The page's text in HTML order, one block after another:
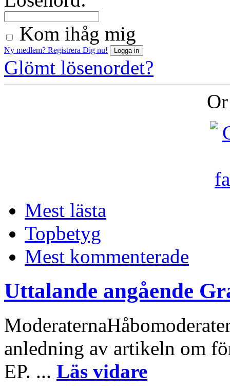
Kom ihåg mig
Ny medlem? Registrera Dig nu!
Glömt lösenordet?
Mest lästa
Topbetyg
Mest kommenterade
Uttalande angående
anledning av artikeln om
EP. ... Läs vidare